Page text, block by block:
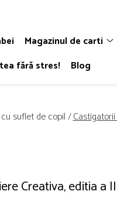
Magazinul de carti
fără stres!
Blog
suflet de copil /
Creativa, editia a